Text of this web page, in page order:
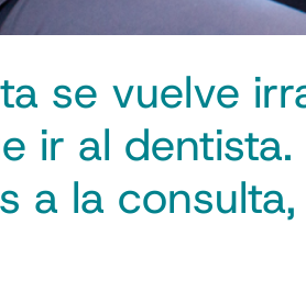
se vuelve
ir al
a la